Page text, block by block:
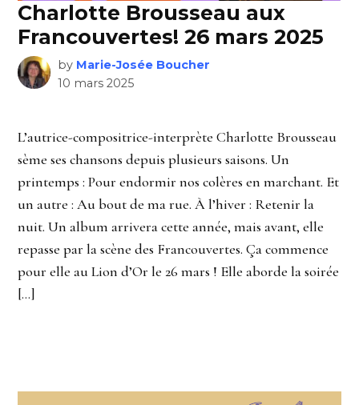
Charlotte Brousseau aux
Francouvertes! 26 mars 2025
by Marie-Josée Boucher
10 mars 2025
L’autrice-compositrice-interprète Charlotte Brousseau
sème ses chansons depuis plusieurs saisons. Un
printemps : Pour endormir nos colères en marchant. Et
un autre : Au bout de ma rue. À l’hiver : Retenir la
nuit. Un album arrivera cette année, mais avant, elle
repasse par la scène des Francouvertes. Ça commence
pour elle au Lion d’Or le 26 mars ! Elle aborde la soirée
[…]